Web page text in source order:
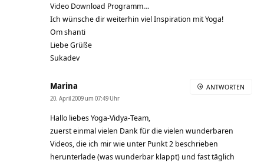
Video Download Programm…
Ich wünsche dir weiterhin viel Inspiration mit Yoga!
Om shanti
Liebe Grüße
Sukadev
Marina
20. April 2009 um 07:49 Uhr
Hallo liebes Yoga-Vidya-Team,
zuerst einmal vielen Dank für die vielen wunderbaren
Videos, die ich mir wie unter Punkt 2 beschrieben
herunterlade (was wunderbar klappt) und fast täglich
ANTWORTEN